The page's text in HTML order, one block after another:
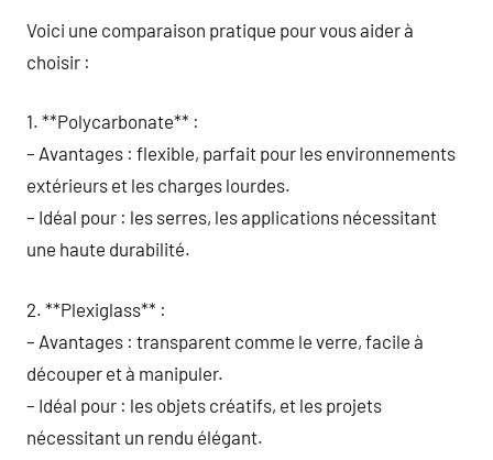
Voici une comparaison pratique pour vous aider à
choisir :
1. **Polycarbonate** :
– Avantages : flexible, parfait pour les environnements
extérieurs et les charges lourdes.
– Idéal pour : les serres, les applications nécessitant
une haute durabilité.
2. **Plexiglass** :
– Avantages : transparent comme le verre, facile à
découper et à manipuler.
– Idéal pour : les objets créatifs, et les projets
nécessitant un rendu élégant.